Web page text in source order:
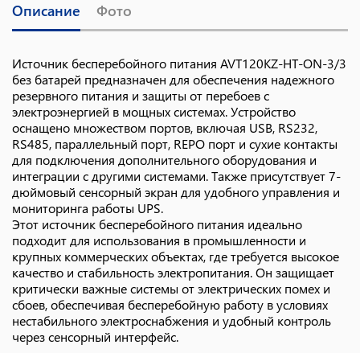
Описание Фото
Источник бесперебойного питания AVT120KZ-HT-ON-3/3
без батарей предназначен для обеспечения надежного
резервного питания и защиты от перебоев с
электроэнергией в мощных системах. Устройство
оснащено множеством портов, включая USB, RS232,
RS485, параллельный порт, REPO порт и сухие контакты
для подключения дополнительного оборудования и
интеграции с другими системами. Также присутствует 7-
дюймовый сенсорный экран для удобного управления и
мониторинга работы UPS.
Этот источник бесперебойного питания идеально
подходит для использования в промышленности и
крупных коммерческих объектах, где требуется высокое
качество и стабильность электропитания. Он защищает
критически важные системы от электрических помех и
сбоев, обеспечивая бесперебойную работу в условиях
нестабильного электроснабжения и удобный контроль
через сенсорный интерфейс.